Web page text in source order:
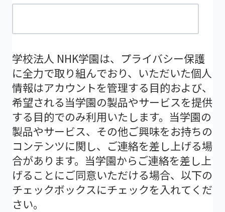
学校法人 NHK学園は、プライバシー保護
に全力で取り組んでおり、いただいた個人
情報はアカウントを管理する目的および、
希望される当学園の製品やサービスを提供
する目的でのみ利用いたします。当学園の
製品やサービス、その他ご興味をお持ちの
コンテンツに関し、ご連絡を差し上げる場
合があります。当学園からご連絡を差し上
げることにご同意いただける場合、以下の
チェックボックスにチェックを入れてくだ
さい。